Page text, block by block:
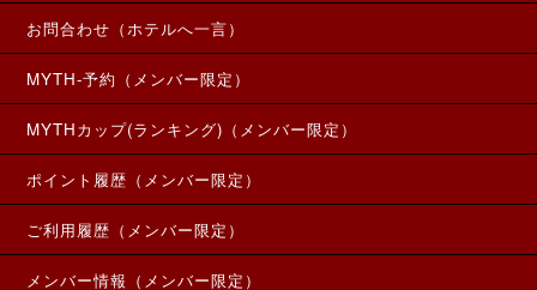
お問合わせ（ホテルへ一言）
MYTH-予約（メンバー限定）
MYTHカップ(ランキング)（メンバー限定）
ポイント履歴（メンバー限定）
ご利用履歴（メンバー限定）
メンバー情報（メンバー限定）